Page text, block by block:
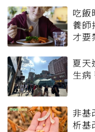
吃飯
養師
才要
夏天
生病
非基
析基